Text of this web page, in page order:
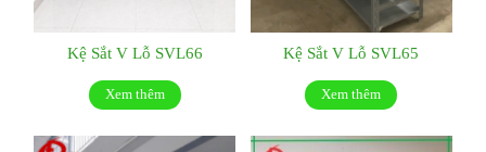
Kệ Sắt V Lỗ SVL66
Xem thêm
Kệ Sắt V Lỗ SVL65
Xem thêm